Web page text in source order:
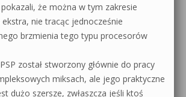
pokazali, że można w tym zakresie
nie tracąc jednocześnie
brzmienia tego typu procesorów
został stworzony głównie do pracy
miksach, ale jego praktyczne
dużo szersze, zwłaszcza jeśli ktoś